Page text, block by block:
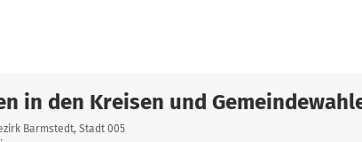
in den Kreisen und
Barmstedt, Stadt 005